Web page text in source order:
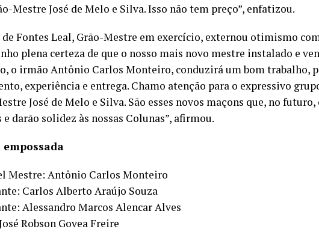
Mestre José de Melo e Silva. Isso não tem preço”, enfatizou.
Fontes Leal, Grão-Mestre em exercício, externou otimismo
plena certeza de que o nosso mais novo mestre instalado e
o irmão Antônio Carlos Monteiro, conduzirá um bom trabalho,
experiência e entrega. Chamo atenção para o expressivo
José de Melo e Silva. São esses novos maçons que, no futuro,
darão solidez às nossas Colunas”, afirmou.
Mestre: Antônio Carlos Monteiro
Carlos Alberto Araújo Souza
Alessandro Marcos Alencar Alves
Robson Govea Freire